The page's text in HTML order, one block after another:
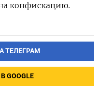
конфискацию.
ТЕЛЕГРАМ
GOOGLE